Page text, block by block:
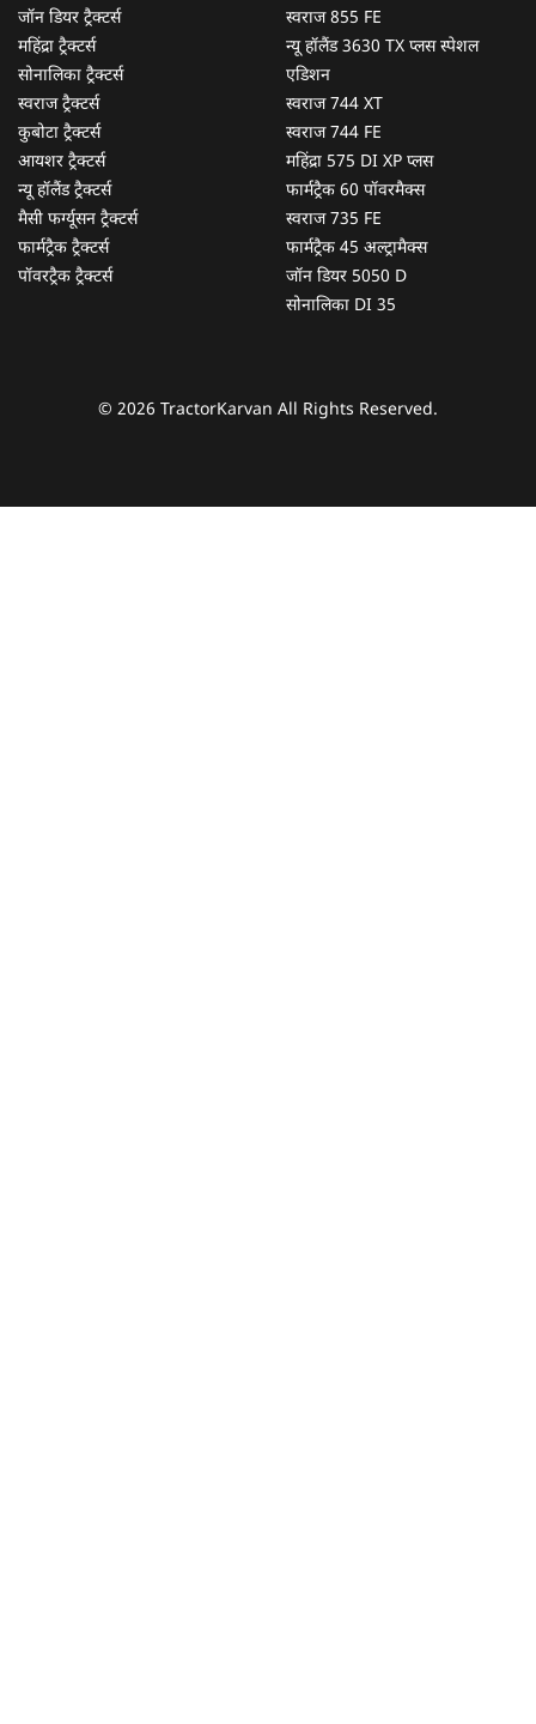
जॉन डियर ट्रैक्टर्स
महिंद्रा ट्रैक्टर्स
सोनालिका ट्रैक्टर्स
स्वराज ट्रैक्टर्स
कुबोटा ट्रैक्टर्स
आयशर ट्रैक्टर्स
न्यू हॉलैंड ट्रैक्टर्स
मैसी फर्ग्यूसन ट्रैक्टर्स
फार्मट्रैक ट्रैक्टर्स
पॉवरट्रैक ट्रैक्टर्स
स्वराज 855 FE
न्यू हॉलैंड 3630 TX प्लस स्पेशल
एडिशन
स्वराज 744 XT
स्वराज 744 FE
महिंद्रा 575 DI XP प्लस
फार्मट्रैक 60 पॉवरमैक्स
स्वराज 735 FE
फार्मट्रैक 45 अल्ट्रामैक्स
जॉन डियर 5050 D
सोनालिका DI 35
© 2026 TractorKarvan All Rights Reserved.